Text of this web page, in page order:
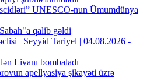
UNESCO-nun Ümumdünya
qalib gəldi
| Seyyid Tariyel | 04.08.2026 -
Livanı bombaladı
apellyasiya şikayəti üzrə